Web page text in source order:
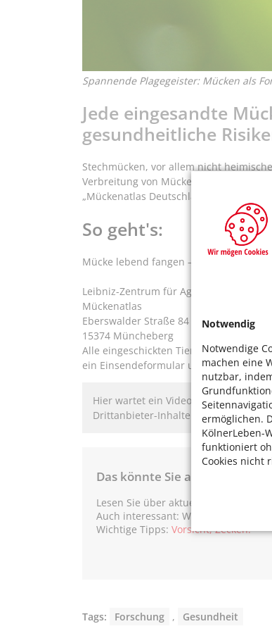
Notwendig
Notwendige
machen eine
nutzbar,
ermöglichen.
KölnerLeben-
funktioniert
Cookies nicht
Spannende Plagegeister: Mücken als
Jede eingesandte
gesundheitliche
Stechmücken, vor allem nicht
Verbreitung von Mücken zu erfahren,
„Mückenatlas Deutschland“. Helfen
So geht's:
Mücke lebend fangen – einfrieren und
Leibniz-Zentrum für
Mückenatlas
Eberswalder Straße 84 m
15374 Müncheberg
Alle eingeschickten Tiere werden
ein Einsendeformular und mehr
Hier wartet ein Video auf Sie. Bitte
Drittanbieter-Inhalten zu
Das könnte Sie auch
Lesen Sie über aktuelle
Auch interessant: Waldlabor:
Wichtige Tipps: Vorsicht, Zecken!
Tags: Forschung , Gesundheit